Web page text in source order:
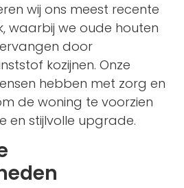
wij ons meest recente
waarbij we oude houten
door
kozijnen. Onze
hebben met zorg en
de woning te voorzien
en stijlvolle upgrade.